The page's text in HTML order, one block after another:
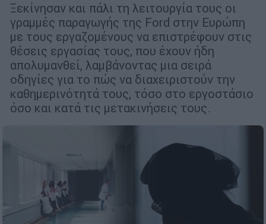
Ξεκίνησαν και πάλι τη λειτουργία τους οι
γραμμές παραγωγής της Ford στην Ευρώπη
με τους εργαζομένους να επιστρέφουν στις
θέσεις εργασίας τους, που έχουν ήδη
απολυμανθεί, λαμβάνοντας μια σειρά
οδηγίες για το πώς να διαχειριστούν την
καθημερινότητά τους, τόσο στο εργοστάσιο
όσο και κατά τις μετακινήσεις τους.